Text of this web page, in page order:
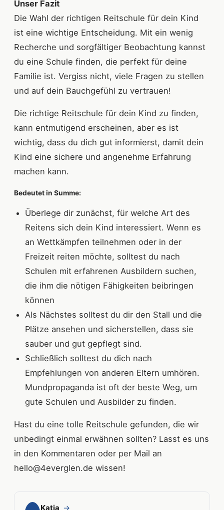
Unser Fazit
Die Wahl der richtigen Reitschule für dein Kind
ist eine wichtige Entscheidung. Mit ein wenig
Recherche und sorgfältiger Beobachtung kannst
du eine Schule finden, die perfekt für deine
Familie ist. Vergiss nicht, viele Fragen zu stellen
und auf dein Bauchgefühl zu vertrauen!
Die richtige Reitschule für dein Kind zu finden,
kann entmutigend erscheinen, aber es ist
wichtig, dass du dich gut informierst, damit dein
Kind eine sichere und angenehme Erfahrung
machen kann.
Bedeutet in Summe:
Überlege dir zunächst, für welche Art des
Reitens sich dein Kind interessiert. Wenn es
an Wettkämpfen teilnehmen oder in der
Freizeit reiten möchte, solltest du nach
Schulen mit erfahrenen Ausbildern suchen,
die ihm die nötigen Fähigkeiten beibringen
können
Als Nächstes solltest du dir den Stall und die
Plätze ansehen und sicherstellen, dass sie
sauber und gut gepflegt sind.
Schließlich solltest du dich nach
Empfehlungen von anderen Eltern umhören.
Mundpropaganda ist oft der beste Weg, um
gute Schulen und Ausbilder zu finden.
Hast du eine tolle Reitschule gefunden, die wir
unbedingt einmal erwähnen sollten? Lasst es uns
in den Kommentaren oder per Mail an
hello@4everglen.de wissen!
Katja →